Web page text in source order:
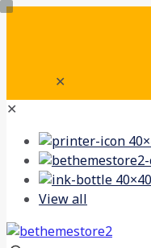
✕
✕
View all